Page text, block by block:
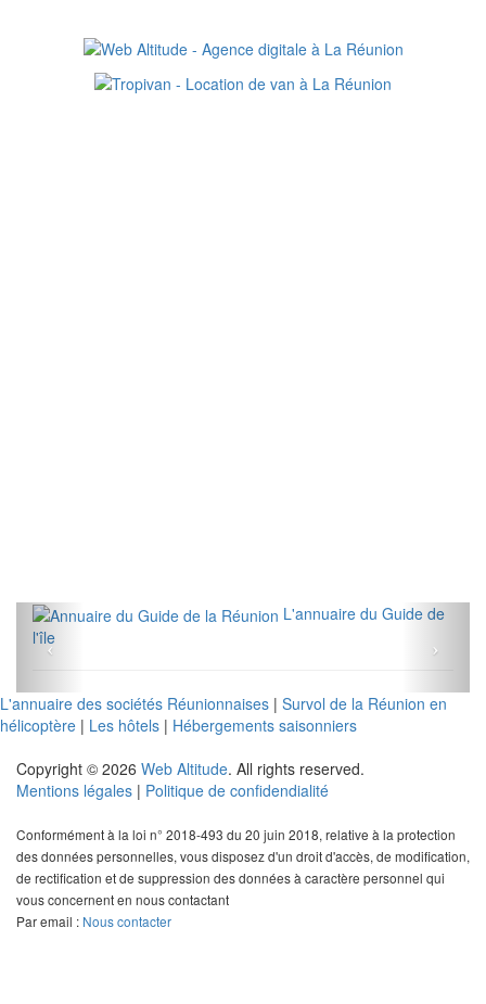
L'annuaire du Guide de
l'île
L'annuaire des sociétés Réunionnaises | Survol de la Réunion en
hélicoptère | Les hôtels | Hébergements saisonniers
Copyright © 2026 Web Altitude. All rights reserved.
Mentions légales | Politique de confidendialité
Conformément à la loi n° 2018-493 du 20 juin 2018, relative à la protection
des données personnelles, vous disposez d'un droit d'accès, de modification,
de rectification et de suppression des données à caractère personnel qui
vous concernent en nous contactant
Par email : Nous contacter